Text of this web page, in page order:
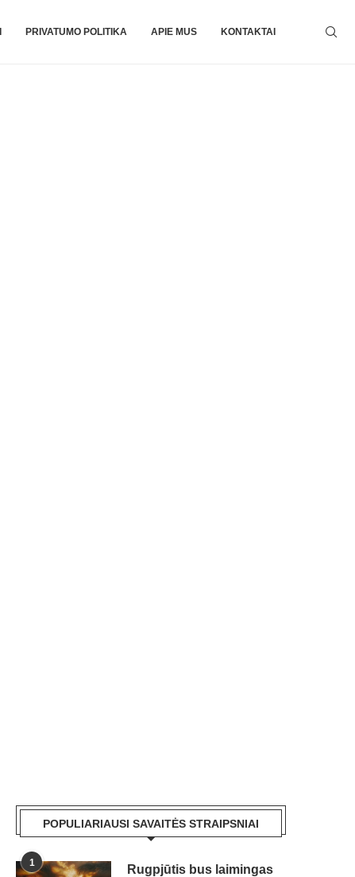
PRIVATUMO POLITIKA APIE MUS KONTAKTAI
POPULIARIAUSI SAVAITĖS STRAIPSNIAI
1
Rugpjūtis bus laimingas